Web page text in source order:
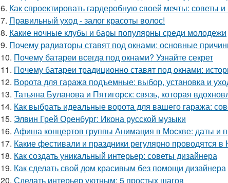
6. Как спроектировать гардеробную своей мечты: советы и
7. Правильный уход - залог красоты волос!
8. Какие ночные клубы и бары популярны среди молодежи
9. Почему радиаторы ставят под окнами: основные
10. Почему батареи всегда под окнами? Узнайте секрет
11. Почему батареи традиционно ставят под окнами:
12. Ворота для гаража подъемные: выбор, установка и
13. Татьяна Буланова и Пятигорск: связь, которая
14. Как выбрать идеальные ворота для вашего гаража:
15. Элвин Грей Оренбург: Икона русской музыки
16. Афиша концертов группы Анимация в Москве: даты и
17. Какие фестивали и праздники регулярно проводятся
18. Как создать уникальный интерьер: советы дизайнера
19. Как сделать свой дом красивым без помощи дизайнера
20. Сделать интерьер уютным: 5 простых шагов